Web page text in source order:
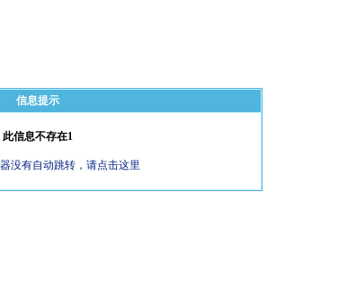
信息提示
此信息不存在1
没有自动跳转，请点击这里